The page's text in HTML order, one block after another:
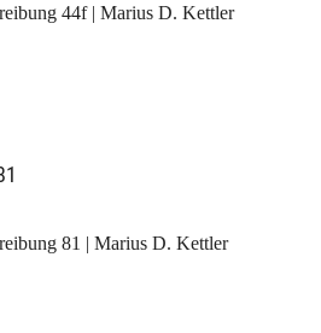
44f | Marius D. Kettler
81 | Marius D. Kettler